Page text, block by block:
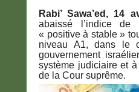
Rabi’ Sawa’ed, 14
abaissé l’indice de
« positive à stable »
niveau A1, dans le
gouvernement
système judiciaire et
de la Cour suprême.